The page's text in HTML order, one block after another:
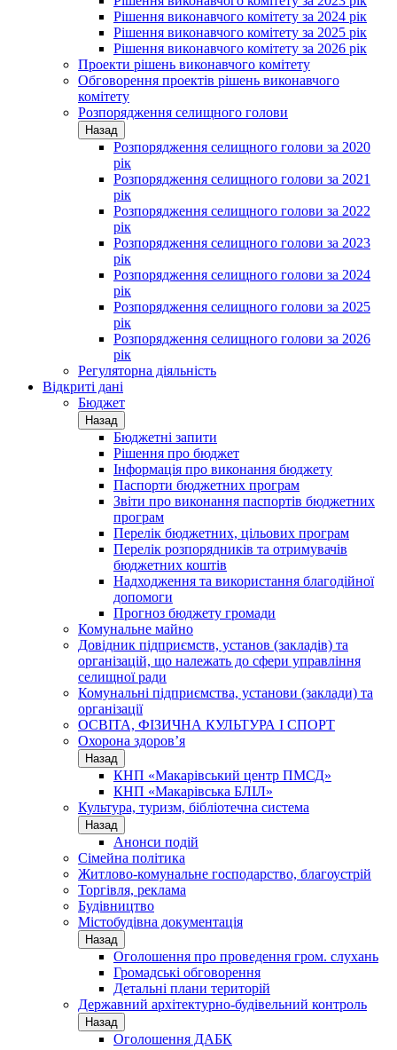
Рішення виконавчого комітету за 2024 рік
Рішення виконавчого комітету за 2025 рік
Рішення виконавчого комітету за 2026 рік
Проекти рішень виконавчого комітету
Обговорення проектів рішень виконавчого
комітету
Розпорядження селищного голови
Назад
Розпорядження селищного голови за 2020
рік
Розпорядження селищного голови за 2021
рік
Розпорядження селищного голови за 2022
рік
Розпорядження селищного голови за 2023
рік
Розпорядження селищного голови за 2024
рік
Розпорядження селищного голови за 2025
рік
Розпорядження селищного голови за 2026
рік
Регуляторна діяльність
Відкриті дані
Бюджет
Назад
Бюджетні запити
Рішення про бюджет
Інформація про виконання бюджету
Паспорти бюджетних програм
Звіти про виконання паспортів бюджетних
програм
Перелік бюджетних, цільових програм
Перелік розпорядників та отримувачів
бюджетних коштів
Надходження та використання благодійної
допомоги
Прогноз бюджету громади
Комунальне майно
Довідник підприємств, установ (закладів) та
організацій, що належать до сфери управління
селищної ради
Комунальні підприємства, установи (заклади) та
організації
ОСВІТА, ФІЗИЧНА КУЛЬТУРА І СПОРТ
Охорона здоров’я
Назад
КНП «Макарівський центр ПМСД»
КНП «Макарівська БЛІЛ»
Культура, туризм, бібліотечна система
Назад
Анонси подій
Сімейна політика
Житлово-комунальне господарство, благоустрій
Торгівля, реклама
Будівництво
Містобудівна документація
Назад
Оголошення про проведення гром. слухань
Громадські обговорення
Детальні плани територій
Державний архітектурно-будівельний контроль
Назад
Оголошення ДАБК